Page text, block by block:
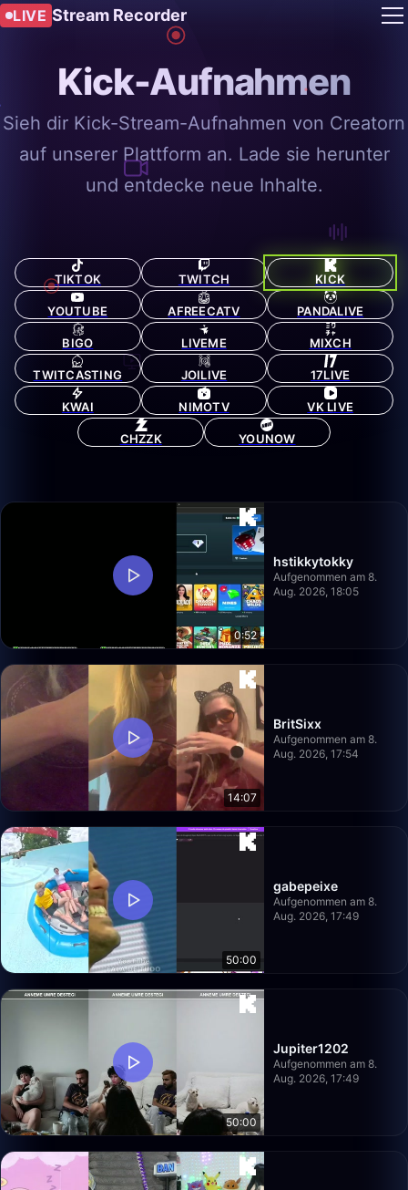
LIVE Stream Recorder
Kick-Aufnahmen
Sieh dir Kick-Stream-Aufnahmen von Creatorn
auf unserer Plattform an. Lade sie herunter
und entdecke neue Inhalte.
TIKTOK TWITCH KICK
YOUTUBE AFREECATV PANDALIVE
BIGO LIVEME MIXCH
TWITCASTING JOILIVE 17LIVE
KWAI NIMOTV VK LIVE
CHZZK YOUNOW
0:52
hstikkytokky
Aufgenommen am 8.
Aug. 2026, 18:05
14:07
BritSixx
Aufgenommen am 8.
Aug. 2026, 17:54
50:00
gabepeixe
Aufgenommen am 8.
Aug. 2026, 17:49
50:00
Jupiter1202
Aufgenommen am 8.
Aug. 2026, 17:49